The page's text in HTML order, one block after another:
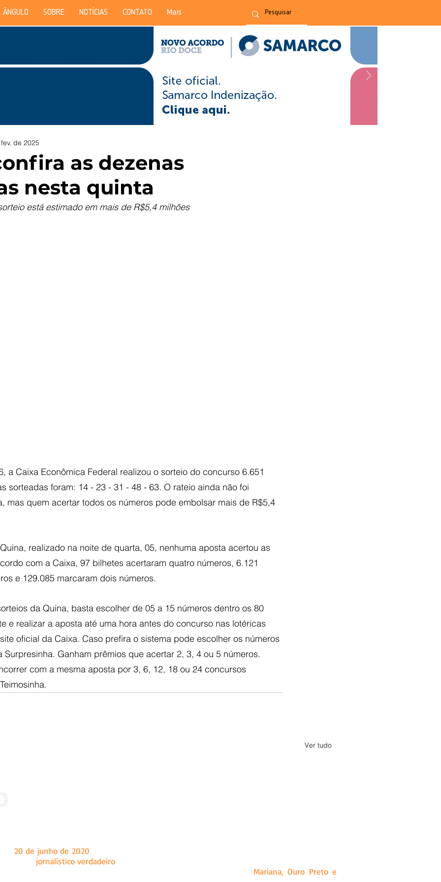
ÂNGULO SOBRE NOTÍCIAS CONTATO Mais
as dezenas
nesta quinta
de 2025
está estimado em mais de R$5,4 milhões
a Caixa Econômica Federal realizou o sorteio do concurso 6.651
sorteadas foram: 14 - 23 - 31 - 48 - 63. O rateio ainda não foi
mas quem acertar todos os números pode embolsar mais de R$5,4
realizado na noite de quarta, 05, nenhuma aposta acertou as
com a Caixa, 97 bilhetes acertaram quatro números, 6.121
e 129.085 marcaram dois números.
da Quina, basta escolher de 05 a 15 números dentro os 80
e realizar a aposta até uma hora antes do concurso nas lotéricas
oficial da Caixa. Caso prefira o sistema pode escolher os números
Surpresinha. Ganham prêmios que acertar 2, 3, 4 ou 5 números.
com a mesma aposta por 3, 6, 12, 18 ou 24 concursos
Ver tudo
dia20 de junho de 2020
jornalístico verdadeiro
Mariana, Ouro Preto e